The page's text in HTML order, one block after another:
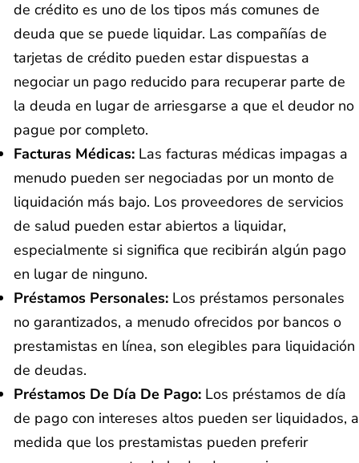
de crédito es uno de los tipos más comunes de
deuda que se puede liquidar. Las compañías de
tarjetas de crédito pueden estar dispuestas a
negociar un pago reducido para recuperar parte de
la deuda en lugar de arriesgarse a que el deudor no
pague por completo.
Facturas Médicas: Las facturas médicas impagas a
menudo pueden ser negociadas por un monto de
liquidación más bajo. Los proveedores de servicios
de salud pueden estar abiertos a liquidar,
especialmente si significa que recibirán algún pago
en lugar de ninguno.
Préstamos Personales: Los préstamos personales
no garantizados, a menudo ofrecidos por bancos o
prestamistas en línea, son elegibles para liquidación
de deudas.
Préstamos De Día De Pago: Los préstamos de día
de pago con intereses altos pueden ser liquidados, a
medida que los prestamistas pueden preferir